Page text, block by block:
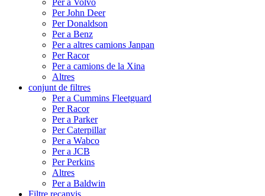
Per John Deer
Per Donaldson
Per a Benz
Per a altres camions Janpan
Per Racor
Per a camions de la Xina
Altres
conjunt de filtres
Per a Cummins Fleetguard
Per Racor
Per a Parker
Per Caterpillar
Per a Wabco
Per a JCB
Per Perkins
Altres
Per a Baldwin
Filtre recanvis